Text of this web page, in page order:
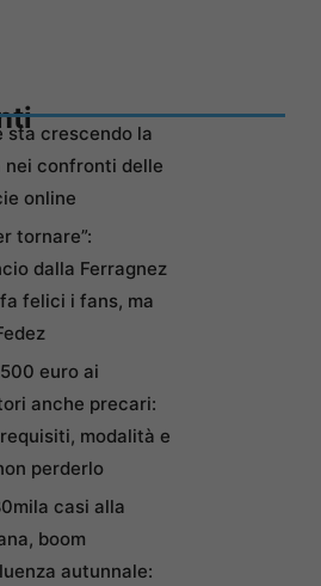
sta crescendo la
nei confronti delle
online
tornare”:
dalla Ferragnez
felici i fans, ma
euro ai
anche precari:
modalità e
perderlo
casi alla
boom
autunnale: